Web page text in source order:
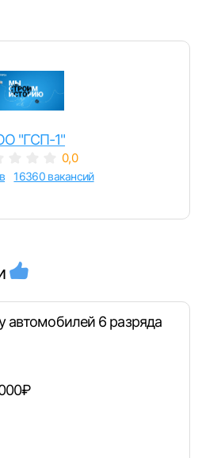
Войти
"ГСП-1"
0,0
16360 вакансий
автомобилей 6 разряда